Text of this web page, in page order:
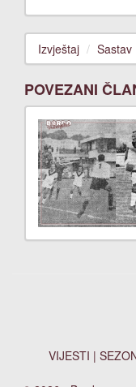
Izvještaj Sastav
POVEZANI
VIJESTI |